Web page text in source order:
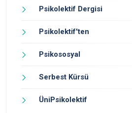
Psikolektif Dergisi
Psikolektif'ten
Psikososyal
Serbest Kürsü
ÜniPsikolektif